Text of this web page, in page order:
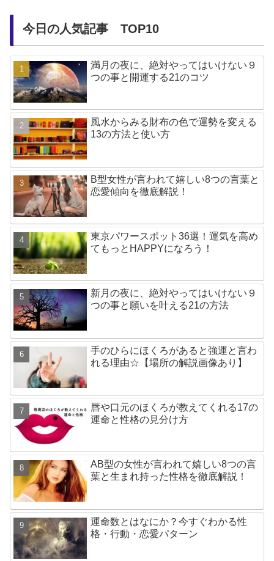
今日の人気記事 TOP10
満月の夜に、絶対やってはいけない９
つの事と開運する21のコツ
風水からみる財布の色で運勢を変える
13の方法と使い方
B型女性が言われて嬉しい8つの言葉と
恋愛傾向を徹底解説！
東京パワースポット36選！運気を高め
てもっとHAPPYになろう！
新月の夜に、絶対やってはいけない９
つの事と願いを叶える21の方法
手のひらにほくろがあると強運と言わ
れる理由☆【場所の解説画像あり】
唇や口元のほくろが教えてくれる17の
運命と性格の見分け方
AB型の女性が言われて嬉しい8つの言
葉と生まれ持った性格を徹底解説！
運命数とはなにか？今すぐわかる性
格・行動・恋愛パターン